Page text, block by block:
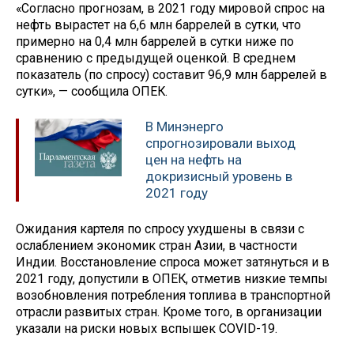
«Согласно прогнозам, в 2021 году мировой спрос на
нефть вырастет на 6,6 млн баррелей в сутки, что
примерно на 0,4 млн баррелей в сутки ниже по
сравнению с предыдущей оценкой. В среднем
показатель (по спросу) составит 96,9 млн баррелей в
сутки», — сообщила ОПЕК.
В Минэнерго
спрогнозировали выход
цен на нефть на
докризисный уровень в
2021 году
Ожидания картеля по спросу ухудшены в связи с
ослаблением экономик стран Азии, в частности
Индии. Восстановление спроса может затянуться и в
2021 году, допустили в ОПЕК, отметив низкие темпы
возобновления потребления топлива в транспортной
отрасли развитых стран. Кроме того, в организации
указали на риски новых вспышек COVID-19.